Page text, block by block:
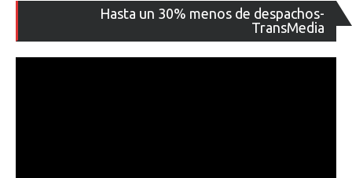
Hasta un 30% menos de despachos-
TransMedia
de